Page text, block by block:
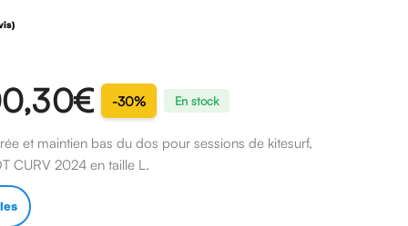
-30% En stock
et maintien bas du dos pour sessions de kitesurf,
CURV 2024 en taille L.